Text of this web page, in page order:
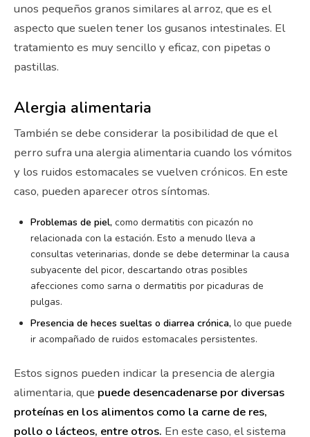
unos pequeños granos similares al arroz, que es el
aspecto que suelen tener los gusanos intestinales. El
tratamiento es muy sencillo y eficaz, con pipetas o
pastillas.
Alergia alimentaria
También se debe considerar la posibilidad de que el
perro sufra una alergia alimentaria cuando los vómitos
y los ruidos estomacales se vuelven crónicos. En este
caso, pueden aparecer otros síntomas.
Problemas de piel, como dermatitis con picazón no
relacionada con la estación. Esto a menudo lleva a
consultas veterinarias, donde se debe determinar la causa
subyacente del picor, descartando otras posibles
afecciones como sarna o dermatitis por picaduras de
pulgas.
Presencia de heces sueltas o diarrea crónica, lo que puede
ir acompañado de ruidos estomacales persistentes.
Estos signos pueden indicar la presencia de alergia
alimentaria, que puede desencadenarse por diversas
proteínas en los alimentos como la carne de res,
pollo o lácteos, entre otros. En este caso, el sistema